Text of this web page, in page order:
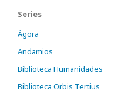
Series
Ágora
Andamios
Biblioteca Humanidades
Biblioteca Orbis Tertius